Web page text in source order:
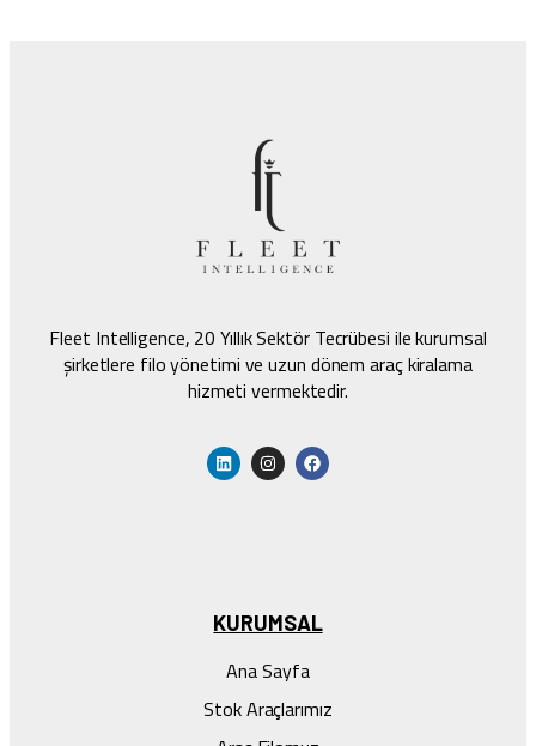
Fleet Intelligence, 20 Yıllık Sektör Tecrübesi ile kurumsal
şirketlere filo yönetimi ve uzun dönem araç kiralama
hizmeti vermektedir.
KURUMSAL
Ana Sayfa
Stok Araçlarımız